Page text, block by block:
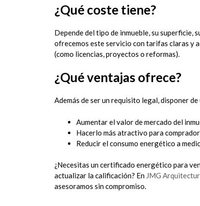
¿Qué coste tiene?
Depende del tipo de inmueble, su superficie,
ofrecemos este servicio con tarifas claras y
(como licencias, proyectos o reformas).
¿Qué ventajas ofrece?
Además de ser un requisito legal, disponer
Aumentar el valor de mercado del
Hacerlo más atractivo para
Reducir el consumo energético a
¿Necesitas un certificado energético para
actualizar la calificación? En JMG
asesoramos sin compromiso.